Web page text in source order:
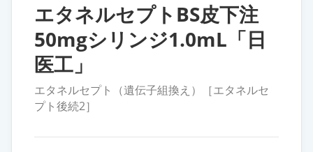
エタネルセプトBS皮下注
50mgシリンジ1.0mL「日
医工」
エタネルセプト（遺伝子組換え）［エタネルセ
プト後続2］